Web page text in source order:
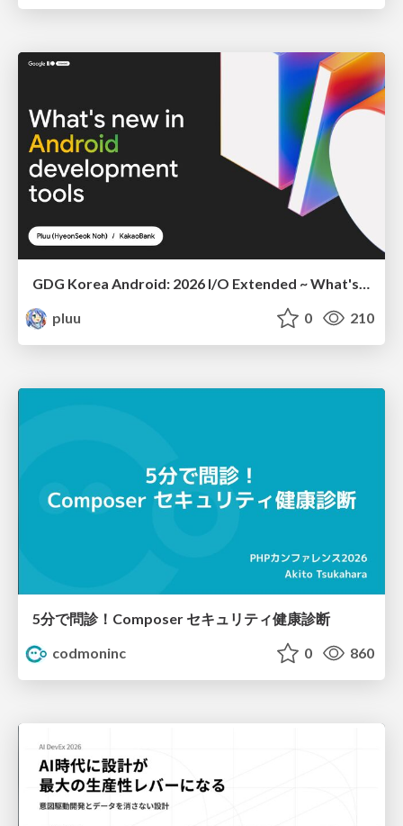
pluu
0 210
5分で問診！Composer セキュリティ健康診断
codmoninc
0 860